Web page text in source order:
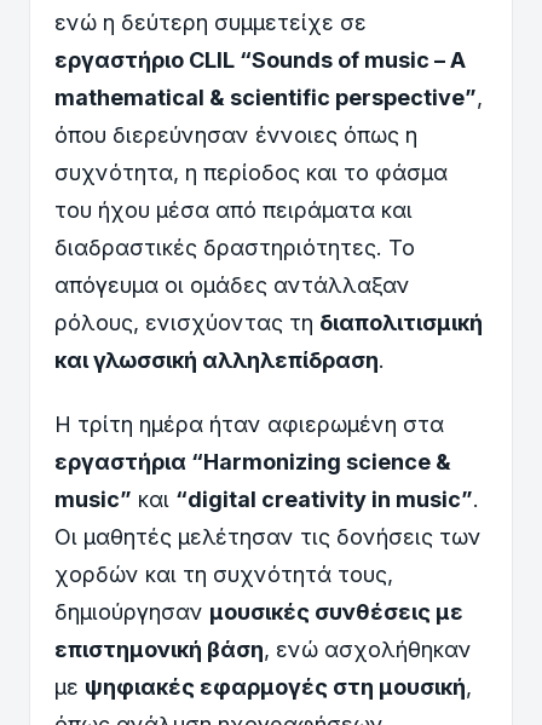
ενώ η δεύτερη συμμετείχε σε
εργαστήριο CLIL “Sounds of music – A
mathematical & scientific perspective”,
όπου διερεύνησαν έννοιες όπως η
συχνότητα, η περίοδος και το φάσμα
του ήχου μέσα από πειράματα και
διαδραστικές δραστηριότητες. Το
απόγευμα οι ομάδες αντάλλαξαν
ρόλους, ενισχύοντας τη διαπολιτισμική
και γλωσσική αλληλεπίδραση.
Η τρίτη ημέρα ήταν αφιερωμένη στα
εργαστήρια “Harmonizing science &
music” και “digital creativity in music”.
Οι μαθητές μελέτησαν τις δονήσεις των
χορδών και τη συχνότητά τους,
δημιούργησαν μουσικές συνθέσεις με
επιστημονική βάση, ενώ ασχολήθηκαν
με ψηφιακές εφαρμογές στη μουσική,